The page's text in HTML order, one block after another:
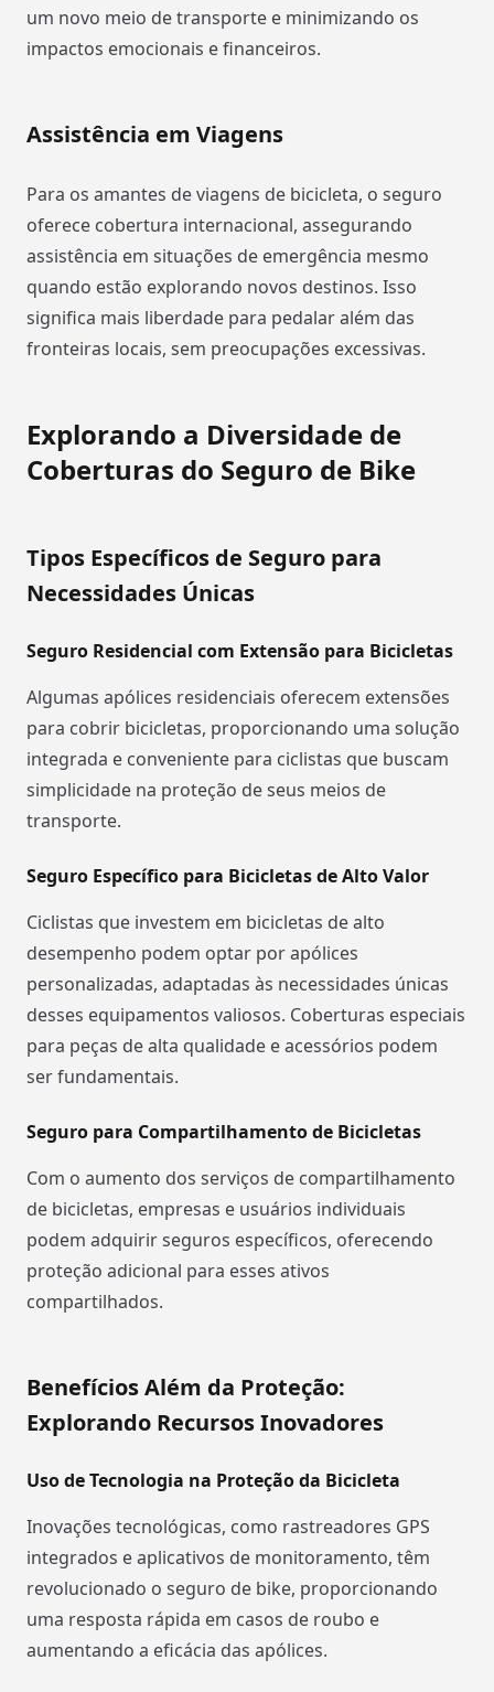
um novo meio de transporte e minimizando os
impactos emocionais e financeiros.
Assistência em Viagens
Para os amantes de viagens de bicicleta, o seguro
oferece cobertura internacional, assegurando
assistência em situações de emergência mesmo
quando estão explorando novos destinos. Isso
significa mais liberdade para pedalar além das
fronteiras locais, sem preocupações excessivas.
Explorando a Diversidade de
Coberturas do Seguro de Bike
Tipos Específicos de Seguro para
Necessidades Únicas
Seguro Residencial com Extensão para Bicicletas
Algumas apólices residenciais oferecem extensões
para cobrir bicicletas, proporcionando uma solução
integrada e conveniente para ciclistas que buscam
simplicidade na proteção de seus meios de
transporte.
Seguro Específico para Bicicletas de Alto Valor
Ciclistas que investem em bicicletas de alto
desempenho podem optar por apólices
personalizadas, adaptadas às necessidades únicas
desses equipamentos valiosos. Coberturas especiais
para peças de alta qualidade e acessórios podem
ser fundamentais.
Seguro para Compartilhamento de Bicicletas
Com o aumento dos serviços de compartilhamento
de bicicletas, empresas e usuários individuais
podem adquirir seguros específicos, oferecendo
proteção adicional para esses ativos
compartilhados.
Benefícios Além da Proteção:
Explorando Recursos Inovadores
Uso de Tecnologia na Proteção da Bicicleta
Inovações tecnológicas, como rastreadores GPS
integrados e aplicativos de monitoramento, têm
revolucionado o seguro de bike, proporcionando
uma resposta rápida em casos de roubo e
aumentando a eficácia das apólices.